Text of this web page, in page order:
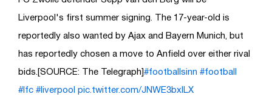
Liverpool's first summer signing. The 17-year-old is
reportedly also wanted by Ajax and Bayern Munich, but
has reportedly chosen a move to Anfield over either rival
bids.[SOURCE: The Telegraph] #footballsinn #football
#lfc #liverpool pic.twitter.com/JNWE3bxlLX